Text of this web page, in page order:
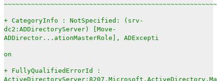
+ CategoryInfo : NotSpecified: (srv-
dc2:ADDirectoryServer) [Move-
ADDirector...ationMasterRole], ADExcepti
on
+ FullyQualifiedErrorId :